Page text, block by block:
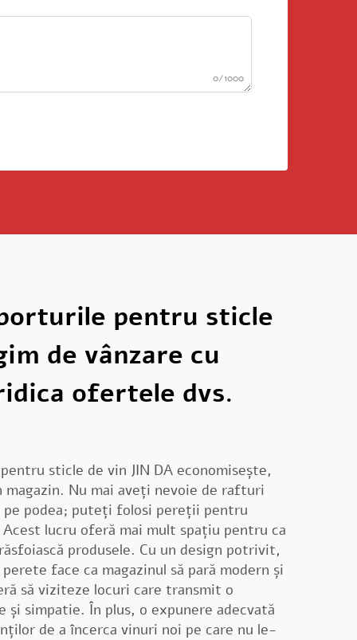
0/1000
pentru sticle
de vânzare cu
ofertele dvs.
sticle de vin JIN DA economisește,
magazin. Nu mai aveți nevoie de rafturi
pe podea; puteți folosi pereții pentru
lucru oferă mai mult spațiu pentru ca
produsele. Cu un design potrivit,
face ca magazinul să pară modern și
să viziteze locuri care transmit o
și simpatie. În plus, o expunere adecvată
de a încerca vinuri noi pe care nu le-